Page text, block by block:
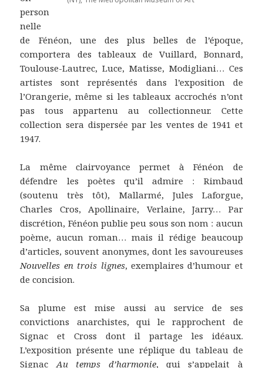
person
nelle
de Fénéon, une des plus belles de l’époque,
comportera des tableaux de Vuillard, Bonnard,
Toulouse-Lautrec, Luce, Matisse, Modigliani… Ces
artistes sont représentés dans l’exposition de
l’Orangerie, même si les tableaux accrochés n’ont
pas tous appartenu au collectionneur. Cette
collection sera dispersée par les ventes de 1941 et
1947.
La même clairvoyance permet à Fénéon de
défendre les poètes qu’il admire : Rimbaud
(soutenu très tôt), Mallarmé, Jules Laforgue,
Charles Cros, Apollinaire, Verlaine, Jarry… Par
discrétion, Fénéon publie peu sous son nom : aucun
poème, aucun roman… mais il rédige beaucoup
d’articles, souvent anonymes, dont les savoureuses
Nouvelles en trois lignes, exemplaires d’humour et
de concision.
Sa plume est mise aussi au service de ses
convictions anarchistes, qui le rapprochent de
Signac et Cross dont il partage les idéaux.
L’exposition présente une réplique du tableau de
SignacAu temps d’harmonie, qui s’appelait à